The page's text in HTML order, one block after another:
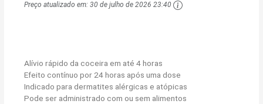
Preço atualizado em:30 de julho de 2026 23:40
Alívio rápido da coceira em até 4 horas
Efeito contínuo por 24 horas após uma dose
Indicado para dermatites alérgicas e atópicas
Pode ser administrado com ou sem alimentos